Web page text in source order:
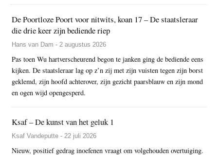
De Poortloze Poort voor nitwits, koan 17 – De staatsleraar
die drie keer zijn bediende riep
Hans van Dam - 2 augustus 2026
Pas toen Wu hartverscheurend begon te janken ging de bediende eens
kijken. De staatsleraar lag op z’n zij met zijn vuisten tegen zijn borst
geklemd, zijn hoofd achterover, zijn gezicht paarsblauw en zijn mond
en ogen wijd opengesperd.
Ksaf – De kunst van het geluk 1
Ksaf Vandeputte - 22 juli 2026
Nieuw, positief gedrag inoefenen vraagt om volgehouden overtuiging.